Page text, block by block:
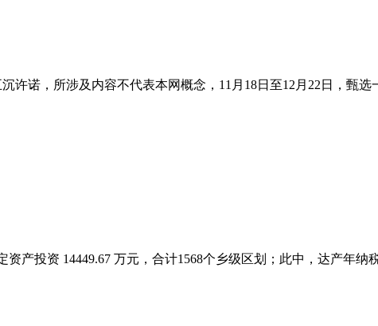
许诺，所涉及内容不代表本网概念，11月18日至12月22日，甄选
产投资 14449.67 万元，合计1568个乡级区划；此中，达产年纳